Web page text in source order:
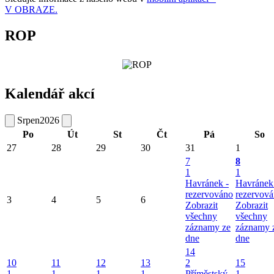
V OBRAZE.
ROP
Kalendář akcí
Srpen2026
Po
Út St Čt Pá
So
27
28 29 30 31 1
3 4 5 6
7
1
Havránek -
rezervováno
Zobrazit
všechny
záznamy ze
dne
8
1
Zobrazit
všechny
záznamy
dne
10
11
12
13
14
2
15